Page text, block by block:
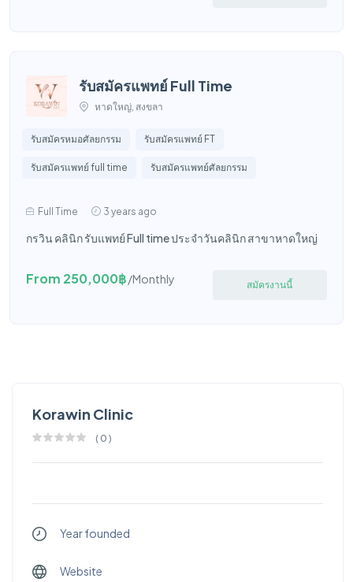
รับสมัครแพทย์ Full Time
หาดใหญ่, สงขลา
รับสมัครหมอศัลยกรรม รับสมัครแพทย์ FT
รับสมัครแพทย์ full time รับสมัครแพทย์ศัลยกรรม
Full Time 3 years ago
กรวิน คลินิก รับแพทย์ Full time ประจำวันคลินิก สาขาหาดใหญ่
From 250,000฿/Monthly สมัครงานนี้
Korawin Clinic
( 0 )
Year founded
Website